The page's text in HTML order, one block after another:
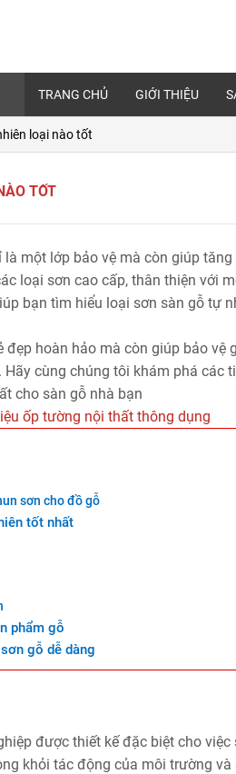
TRANG CHỦ GIỚI THIỆU
loại nào tốt
TỐT
một lớp bảo vệ mà còn giúp
loại sơn cao cấp, thân thiện với
bạn tìm hiểu loại sơn sàn gỗ tự
đẹp hoàn hảo mà còn giúp bảo
cùng chúng tôi khám phá
cho sàn gỗ nhà bạn
ốp tường nội thất thông dụng
sơn cho đồ gỗ
tốt nhất
phẩm gỗ
gỗ dễ dàng
được thiết kế đặc biệt cho
khỏi tác động của môi trường